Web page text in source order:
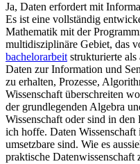
Ja, Daten erfordert mit
Es ist eine vollständig
Mathematik mit der
multidisziplinäre Gebiet, das
bachelorarbeit strukturierte
Daten zur Information und
zu erhalten, Prozesse,
Wissenschaft überschreiten
der grundlegenden Algebra
Wissenschaft oder sind in den
ich hoffe. Daten
umsetzbare sind. Wie es
praktische Datenwissenschaft